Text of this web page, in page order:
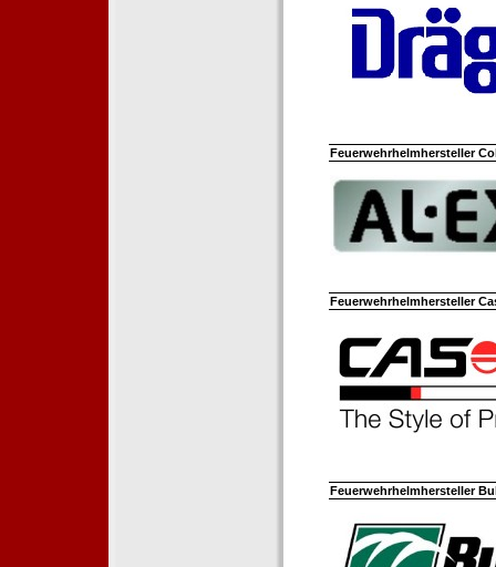
Feuerwehrhelmhersteller
Feuerwehrhelmhersteller
Feuerwehrhelmhersteller